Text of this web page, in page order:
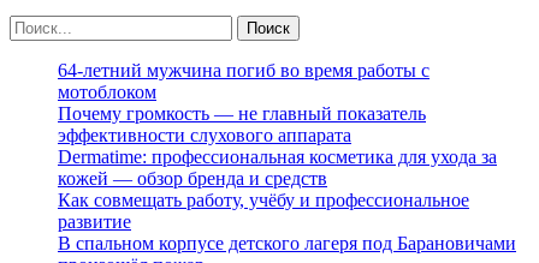
64-летний мужчина погиб во время работы с
мотоблоком
Почему громкость — не главный показатель
эффективности слухового аппарата
Dermatime: профессиональная косметика для ухода за
кожей — обзор бренда и средств
Как совмещать работу, учёбу и профессиональное
развитие
В спальном корпусе детского лагеря под Барановичами